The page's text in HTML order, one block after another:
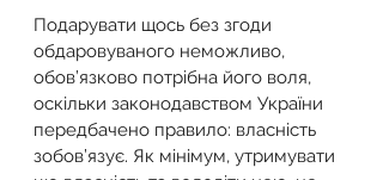
Подарувати щось без згоди
обдаровуваного неможливо,
обов’язково потрібна його воля,
оскільки законодавством України
передбачено правило: власність
зобов’язує. Як мінімум, утримувати